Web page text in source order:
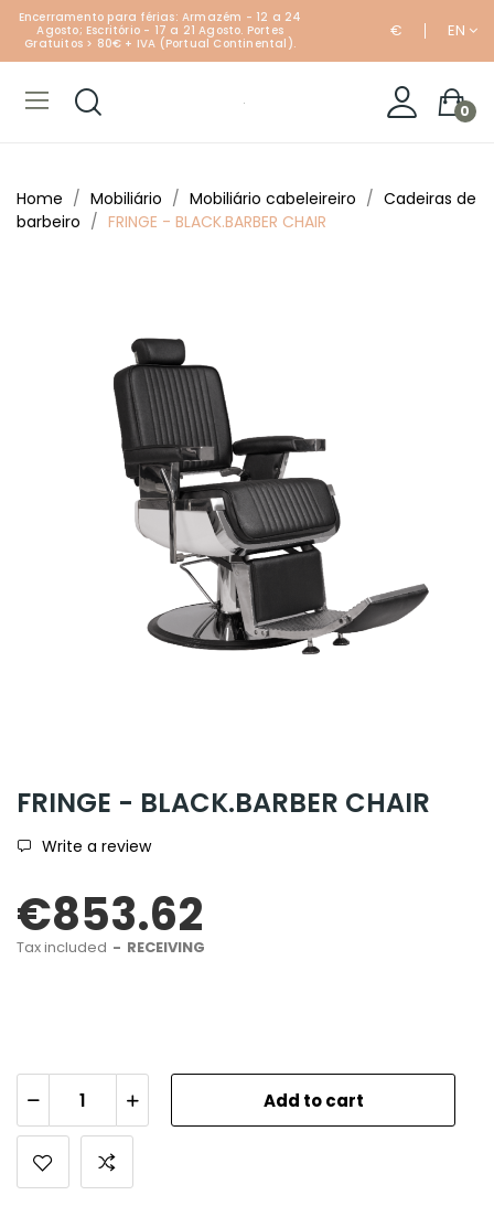
Encerramento para férias: Armazém - 12 a 24
Agosto; Escritório - 17 a 21 Agosto. Portes
Gratuitos > 80€ + IVA (Portual Continental).
€ EN
0
Home Mobiliário Mobiliário cabeleireiro
Cadeiras de
barbeiro
FRINGE - BLACK.BARBER CHAIR
FRINGE - BLACK.BARBER CHAIR
Write a review
€853.62
Tax included RECEIVING
Add to cart